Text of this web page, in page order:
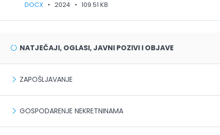
DOCX • 2024 • 109.51 KB
NATJEČAJI, OGLASI, JAVNI POZIVI I OBJAVE
ZAPOŠLJAVANJE
GOSPODARENJE NEKRETNINAMA